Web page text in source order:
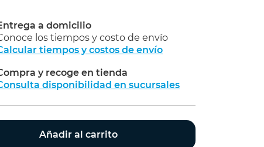
a domicilio
los tiempos y costo de envío
tiempos y costos de envío
Calcular
y recoge en tienda
disponibilidad en sucursales
Añadir al carrito